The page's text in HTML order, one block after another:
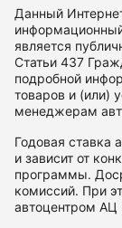
Данный
является
Статьи 437
подробной
товаров и (или)
менеджерам
Годовая ставка
и зависит от
программы.
комиссий. При
автоцентром